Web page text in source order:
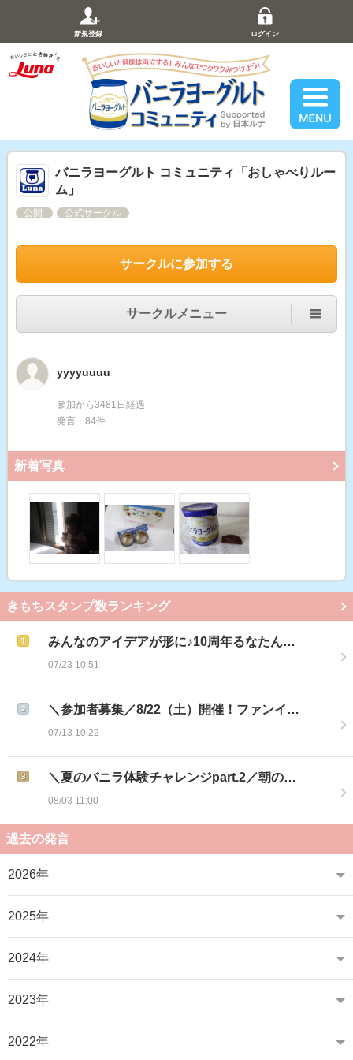
新規登録 ログイン
バニラヨーグルト コミュニティ「おしゃべりルー
ム」
公開 公式サークル
サークルに参加する
サークルメニュー
yyyyuuuu
参加から3481日経過
発言：84件
新着写真
きもちスタンプ数ランキング
みんなのアイデアが形に♪10周年るなたん…
07/23 10:51
＼参加者募集／8/22（土）開催！ファンイ…
07/13 10:22
＼夏のバニラ体験チャレンジpart.2／朝の…
08/03 11:00
過去の発言
2026年
2025年
2024年
2023年
2022年